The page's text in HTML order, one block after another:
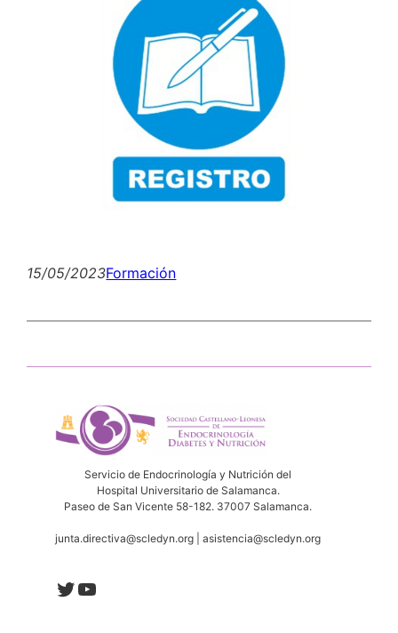
15/05/2023Formación
Servicio de Endocrinología y Nutrición del
Hospital Universitario de Salamanca.
Paseo de San Vicente 58-182. 37007 Salamanca.
junta.directiva@scledyn.org | asistencia@scledyn.org
Twitter
YouTube